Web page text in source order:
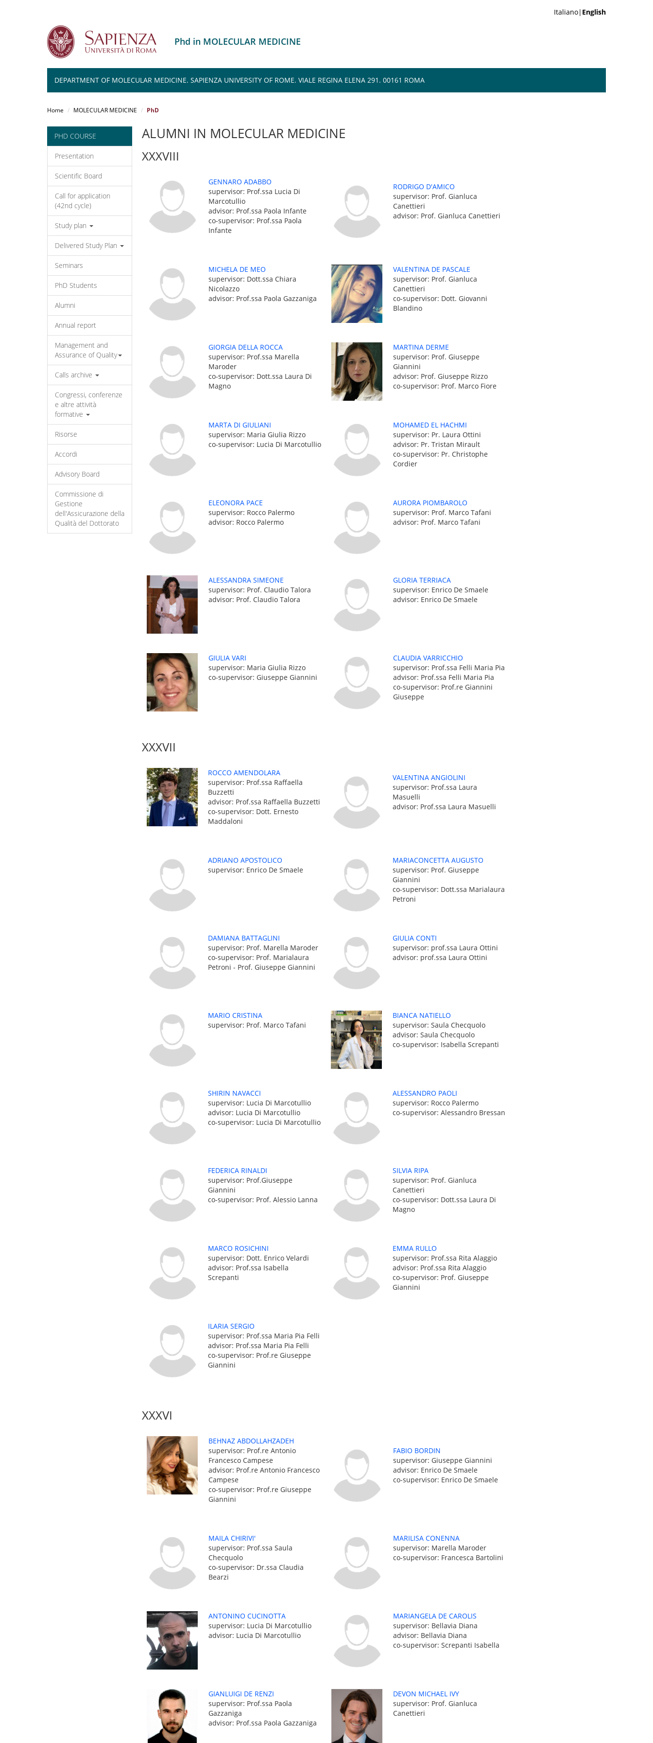
Italiano| English
Phd in MOLECULAR MEDICINE
DEPARTMENT OF MOLECULAR MEDICINE. SAPIENZA UNIVERSITY OF ROME. VIALE REGINA ELENA 291. 00161 ROMA
Home MOLECULAR MEDICINE PhD
PHD COURSE
Presentation
Scientific Board
Call for application
(42nd cycle)
Study plan
Delivered Study Plan
Seminars
PhD Students
Alumni
Annual report
Management and
Assurance of Quality
Calls archive
Congressi, conferenze
e altre attività
formative
Risorse
Accordi
Advisory Board
Commissione di
Gestione
dell'Assicurazione della
Qualità del Dottorato
ALUMNI IN MOLECULAR MEDICINE
XXXVIII
GENNARO ADABBO
supervisor: Prof.ssa Lucia Di
Marcotullio
advisor: Prof.ssa Paola Infante
co-supervisor: Prof.ssa Paola
Infante
RODRIGO D'AMICO
supervisor: Prof. Gianluca
Canettieri
advisor: Prof. Gianluca Canettieri
MICHELA DE MEO
supervisor: Dott.ssa Chiara
Nicolazzo
advisor: Prof.ssa Paola Gazzaniga
VALENTINA DE PASCALE
supervisor: Prof. Gianluca
Canettieri
co-supervisor: Dott. Giovanni
Blandino
GIORGIA DELLA ROCCA
supervisor: Prof.ssa Marella
Maroder
co-supervisor: Dott.ssa Laura Di
Magno
MARTINA DERME
supervisor: Prof. Giuseppe
Giannini
advisor: Prof. Giuseppe Rizzo
co-supervisor: Prof. Marco Fiore
MARTA DI GIULIANI
supervisor: Maria Giulia Rizzo
co-supervisor: Lucia Di Marcotullio
MOHAMED EL HACHMI
supervisor: Pr. Laura Ottini
advisor: Pr. Tristan Mirault
co-supervisor: Pr. Christophe
Cordier
ELEONORA PACE
supervisor: Rocco Palermo
advisor: Rocco Palermo
AURORA PIOMBAROLO
supervisor: Prof. Marco Tafani
advisor: Prof. Marco Tafani
ALESSANDRA SIMEONE
supervisor: Prof. Claudio Talora
advisor: Prof. Claudio Talora
GLORIA TERRIACA
supervisor: Enrico De Smaele
advisor: Enrico De Smaele
GIULIA VARI
supervisor: Maria Giulia Rizzo
co-supervisor: Giuseppe Giannini
CLAUDIA VARRICCHIO
supervisor: Prof.ssa Felli Maria Pia
advisor: Prof.ssa Felli Maria Pia
co-supervisor: Prof.re Giannini
Giuseppe
XXXVII
ROCCO AMENDOLARA
supervisor: Prof.ssa Raffaella
Buzzetti
advisor: Prof.ssa Raffaella Buzzetti
co-supervisor: Dott. Ernesto
Maddaloni
VALENTINA ANGIOLINI
supervisor: Prof.ssa Laura
Masuelli
advisor: Prof.ssa Laura Masuelli
ADRIANO APOSTOLICO
supervisor: Enrico De Smaele
MARIACONCETTA AUGUSTO
supervisor: Prof. Giuseppe
Giannini
co-supervisor: Dott.ssa Marialaura
Petroni
DAMIANA BATTAGLINI
supervisor: Prof. Marella Maroder
co-supervisor: Prof. Marialaura
Petroni - Prof. Giuseppe Giannini
GIULIA CONTI
supervisor: prof.ssa Laura Ottini
advisor: prof.ssa Laura Ottini
MARIO CRISTINA
supervisor: Prof. Marco Tafani
BIANCA NATIELLO
supervisor: Saula Checquolo
advisor: Saula Checquolo
co-supervisor: Isabella Screpanti
SHIRIN NAVACCI
supervisor: Lucia Di Marcotullio
advisor: Lucia Di Marcotullio
co-supervisor: Lucia Di Marcotullio
ALESSANDRO PAOLI
supervisor: Rocco Palermo
co-supervisor: Alessandro Bressan
FEDERICA RINALDI
supervisor: Prof.Giuseppe
Giannini
co-supervisor: Prof. Alessio Lanna
SILVIA RIPA
supervisor: Prof. Gianluca
Canettieri
co-supervisor: Dott.ssa Laura Di
Magno
MARCO ROSICHINI
supervisor: Dott. Enrico Velardi
advisor: Prof.ssa Isabella
Screpanti
EMMA RULLO
supervisor: Prof.ssa Rita Alaggio
advisor: Prof.ssa Rita Alaggio
co-supervisor: Prof. Giuseppe
Giannini
ILARIA SERGIO
supervisor: Prof.ssa Maria Pia Felli
advisor: Prof.ssa Maria Pia Felli
co-supervisor: Prof.re Giuseppe
Giannini
XXXVI
BEHNAZ ABDOLLAHZADEH
supervisor: Prof.re Antonio
Francesco Campese
advisor: Prof.re Antonio Francesco
Campese
co-supervisor: Prof.re Giuseppe
Giannini
FABIO BORDIN
supervisor: Giuseppe Giannini
advisor: Enrico De Smaele
co-supervisor: Enrico De Smaele
MAILA CHIRIVI'
supervisor: Prof.ssa Saula
Checquolo
co-supervisor: Dr.ssa Claudia
Bearzi
MARILISA CONENNA
supervisor: Marella Maroder
co-supervisor: Francesca Bartolini
ANTONINO CUCINOTTA
supervisor: Lucia Di Marcotullio
advisor: Lucia Di Marcotullio
MARIANGELA DE CAROLIS
supervisor: Bellavia Diana
advisor: Bellavia Diana
co-supervisor: Screpanti Isabella
GIANLUIGI DE RENZI
supervisor: Prof.ssa Paola
Gazzaniga
advisor: Prof.ssa Paola Gazzaniga
DEVON MICHAEL IVY
supervisor: Prof. Gianluca
Canettieri